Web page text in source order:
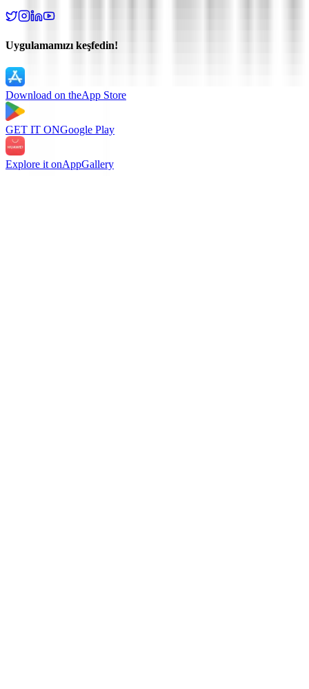
Uygulamamızı keşfedin!
Download on theApp Store
GET IT ONGoogle Play
Explore it onAppGallery